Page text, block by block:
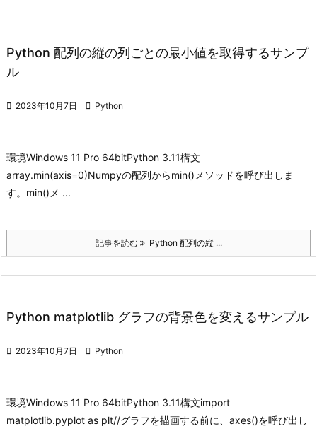
Python 配列の縦の列ごとの最小値を取得するサンプ
ル
 2023年10月7日  Python
環境Windows 11 Pro 64bitPython 3.11構文
array.min(axis=0)Numpyの配列からmin()メソッドを呼び出しま
す。 min()メ ...
記事を読む Python 配列の縦 ...
Python matplotlib グラフの背景色を変えるサンプル
 2023年10月7日  Python
環境Windows 11 Pro 64bitPython 3.11構文import
matplotlib.pyplot as plt//グラフを描画する前に、axes()を呼び出し